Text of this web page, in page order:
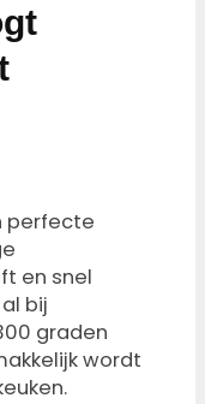
perfecte
en snel
bij
graden
wordt